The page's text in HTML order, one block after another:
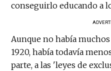
conseguirlo educando a
Aunque no había
1920, había todavía
parte, a las 'leyes de